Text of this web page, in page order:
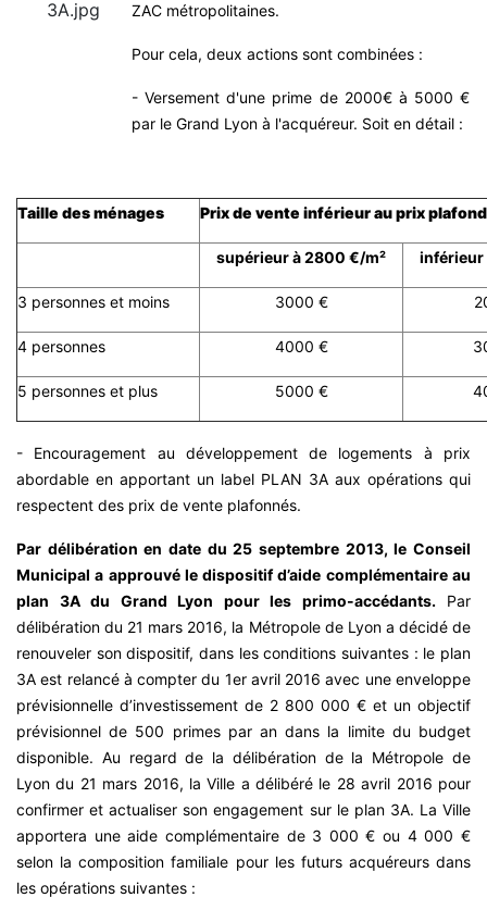
ZAC métropolitaines.
Pour cela, deux actions sont combinées :
- Versement d'une prime de 2000€ à 5000 €
par le Grand Lyon à l'acquéreur. Soit en détail :
Taille des ménages Prix de vente inférieur au prix
supérieur à 2800 €/m² inférieur
3 personnes et moins 3000 €
4 personnes 4000 €
5 personnes et plus 5000 €
- Encouragement au développement de logements à prix
abordable en apportant un label PLAN 3A aux opérations qui
respectent des prix de vente plafonnés.
Par délibération en date du 25 septembre 2013, le Conseil
Municipal a approuvé le dispositif d’aide complémentaire au
plan 3A du Grand Lyon pour les primo-accédants.Par
délibération du 21 mars 2016, la Métropole de Lyon a décidé de
renouveler son dispositif, dans les conditions suivantes : le plan
3A est relancé à compter du 1er avril 2016 avec une enveloppe
prévisionnelle d’investissement de 2 800 000 € et un objectif
prévisionnel de 500 primes par an dans la limite du budget
disponible. Au regard de la délibération de la Métropole de
Lyon du 21 mars 2016, la Ville a délibéré le 28 avril 2016 pour
confirmer et actualiser son engagement sur le plan 3A. La Ville
apportera une aide complémentaire de 3 000 € ou 4 000 €
selon la composition familiale pour les futurs acquéreurs dans
les opérations suivantes :